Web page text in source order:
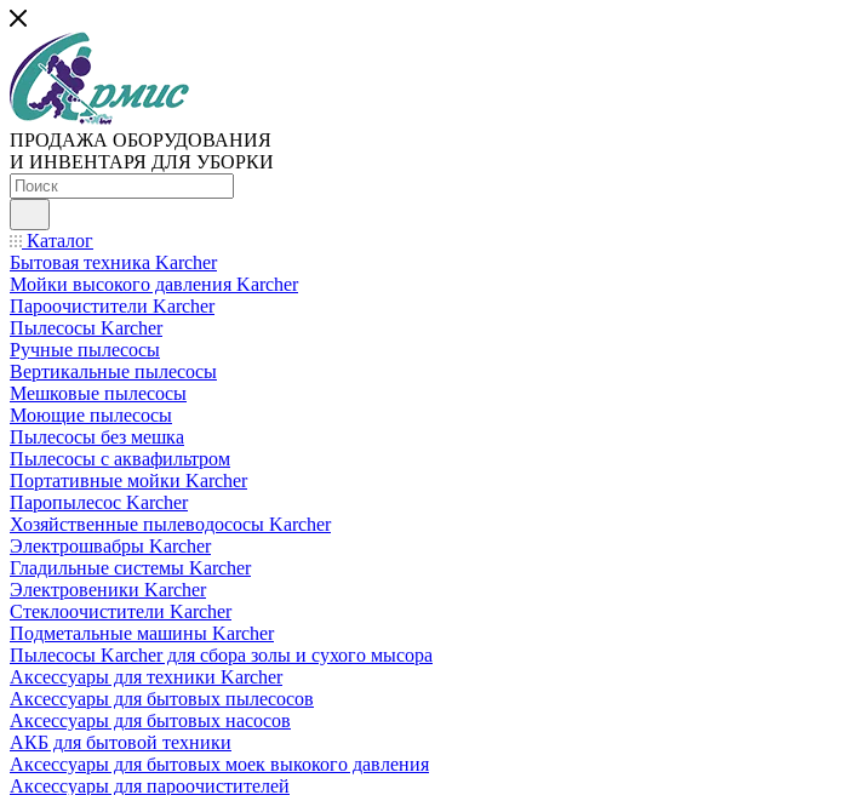
ПРОДАЖА ОБОРУДОВАНИЯ
И ИНВЕНТАРЯ ДЛЯ УБОРКИ
Каталог
Бытовая техника Karcher
Мойки высокого давления Karcher
Пароочистители Karcher
Пылесосы Karcher
Ручные пылесосы
Вертикальные пылесосы
Мешковые пылесосы
Моющие пылесосы
Пылесосы без мешка
Пылесосы с аквафильтром
Портативные мойки Karcher
Паропылесос Karcher
Хозяйственные пылеводососы Karcher
Электрошвабры Karcher
Гладильные системы Karcher
Электровеники Karcher
Стеклоочистители Karcher
Подметальные машины Karcher
Пылесосы Karcher для сбора золы и сухого мысора
Аксессуары для техники Karcher
Аксессуары для бытовых пылесосов
Аксессуары для бытовых насосов
АКБ для бытовой техники
Аксессуары для бытовых моек выкокого давления
Аксессуары для пароочистителей